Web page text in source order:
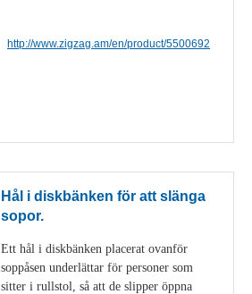
http://www.zigzag.am/en/product/5500692
Hål i diskbänken för att slänga
sopor.
Ett hål i diskbänken placerat ovanför
soppåsen underlättar för personer som
sitter i rullstol, så att de slipper öppna